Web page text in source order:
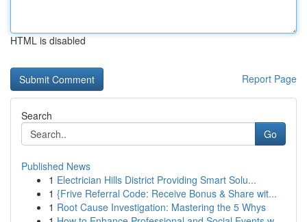
HTML is disabled
Report Page
Search
Go
Published News
1 Electrician Hills District Providing Smart Solu...
1 {Frive Referral Code: Receive Bonus & Share wit...
1 Root Cause Investigation: Mastering the 5 Whys